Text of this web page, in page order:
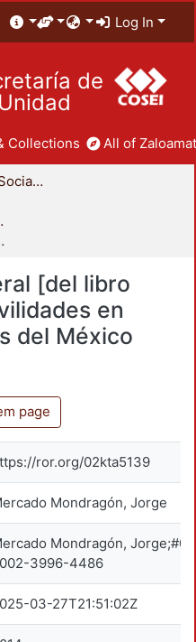
Log In
de
Unidad
Collections All of
División de Ciencias Sociales y Humanidades
del México actual]
[del libro
en
del México
page
ror.org/02kta5139
Mondragón, Jorge
Mondragón,
3996-4486
03-27T21:51:02Z